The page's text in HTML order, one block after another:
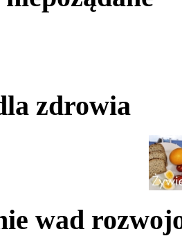
zdrowia
wad